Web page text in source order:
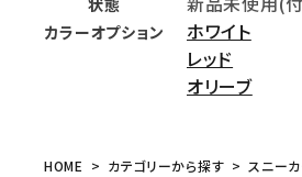
状態
カラーオプション
ホワイト
レッド
オリーブ
HOME カテゴリーから探す
スニー